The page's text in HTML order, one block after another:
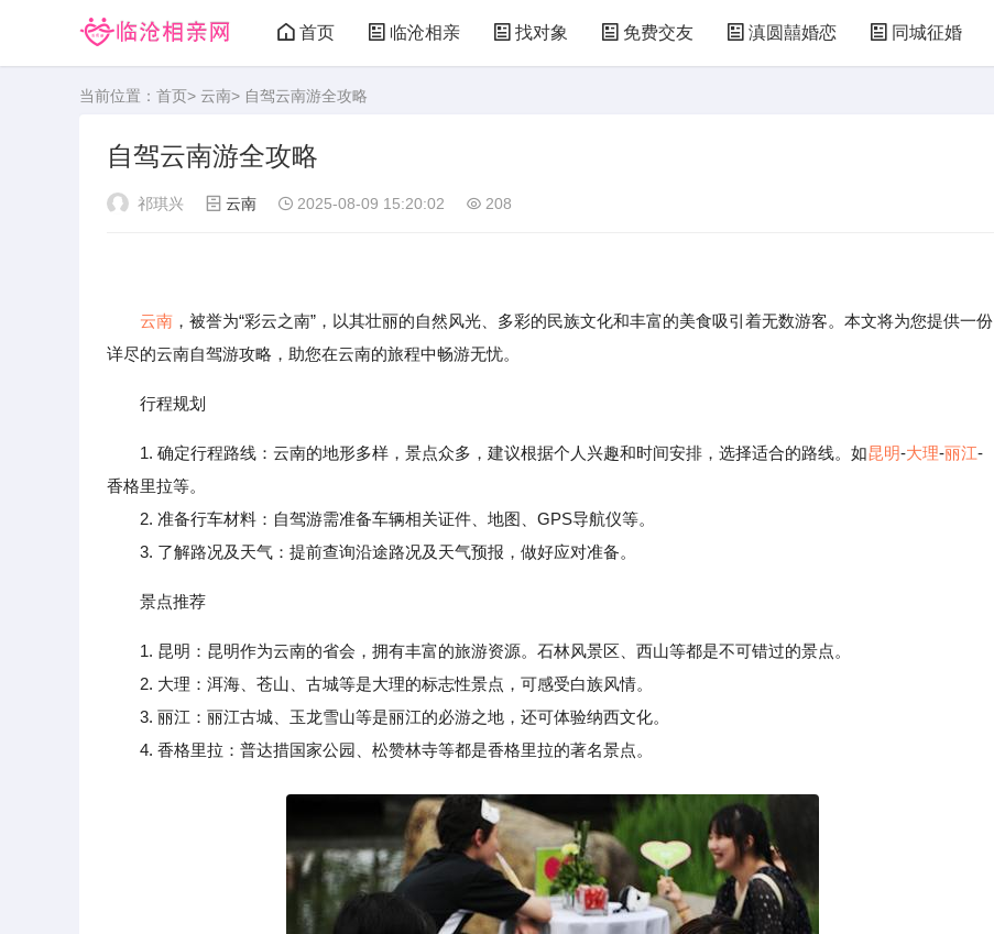
首页 临沧相亲 找对象 免费交友 滇圆囍婚恋 同城征婚
当前位置： 首页> 云南> 自驾云南游全攻略
自驾云南游全攻略
祁琪兴 云南 2025-08-09 15:20:02 208
云南 ，被誉为“彩云之南”，以其壮丽的自然风光、多彩的民族文化和丰富的美食吸引着无数游客。本文将为您提供一份
详尽的云南自驾游攻略，助您在云南的旅程中畅游无忧。
行程规划
1. 确定行程路线：云南的地形多样，景点众多，建议根据个人兴趣和时间安排，选择适合的路线。如昆明-大理-丽江-
香格里拉等。
2. 准备行车材料：自驾游需准备车辆相关证件、地图、GPS导航仪等。
3. 了解路况及天气：提前查询沿途路况及天气预报，做好应对准备。
景点推荐
1. 昆明：昆明作为云南的省会，拥有丰富的旅游资源。石林风景区、西山等都是不可错过的景点。
2. 大理：洱海、苍山、古城等是大理的标志性景点，可感受白族风情。
3. 丽江：丽江古城、玉龙雪山等是丽江的必游之地，还可体验纳西文化。
4. 香格里拉：普达措国家公园、松赞林寺等都是香格里拉的著名景点。